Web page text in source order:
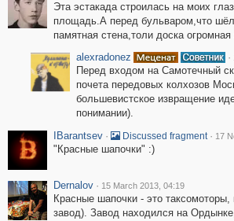
Эта эстакада строилась на моих
площадь.А перед бульваром,что
памятная стена,толи доска
alexradonez
·
Перед входом на Самотечный
почета передовых колхозов
большевистское извращение
понимании).
IBarantsev · Discussed fragment · 17
"Красные шапочки" :)
Dernalov · 15 March 2013, 04:19
Красные шапочки - это
завод). Завод находился на